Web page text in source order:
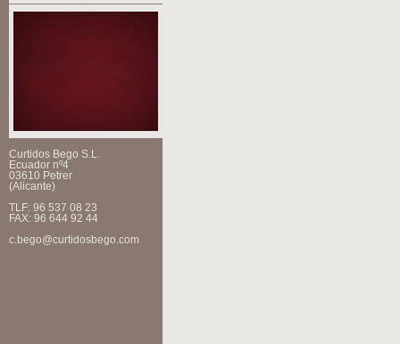
Curtidos Bego S.L.
Ecuador nº4
03610 Petrer
(Alicante)
TLF: 96 537 08 23
FAX: 96 644 92 44
c.bego@curtidosbego.com